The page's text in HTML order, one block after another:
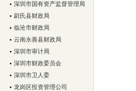
深圳市国有资产监督管理局
尉氏县财政局
临沧市财政局
云南永善县财政局
深圳市审计局
深圳市财政委员会
深圳市卫人委
龙岗区投资管理公司